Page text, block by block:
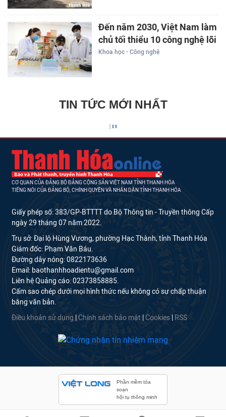
Đến năm 2030, Việt Nam làm
chủ tối thiểu 10 công nghệ lõi
Khoa học - Công nghệ
TIN TỨC MỚI NHẤT
CƠ QUAN CỦA ĐẢNG BỘ ĐẢNG CỘNG SẢN VIỆT NAM TỈNH THANH HÓA
TIẾNG NÓI CỦA ĐẢNG BỘ, CHÍNH QUYỀN VÀ NHÂN DÂN TỈNH THANH HÓA
Giấy phép số: 383/GP-BTTTT do Bộ Thông tin - Truyền thông Cấp
ngày 29 tháng 07 năm 2022.
Trụ sở: Đại lộ Hùng Vương, phường Hạc Thành, tỉnh Thanh Hóa
Giám đốc: Phạm Văn Báu.
Đường dây nóng: 0822173636
Email: baothanhhoadientu@gmail.com
Liên hệ Quảng cáo: 02373858885.
Cấm sao chép dưới mọi hình thức nếu không có sự chấp thuận
bằng văn bản.
Điều khoản sử dụng Chính sách bảo mật Cookies RSS
Phần mềm tòa
soạn
hội tụ thông minh